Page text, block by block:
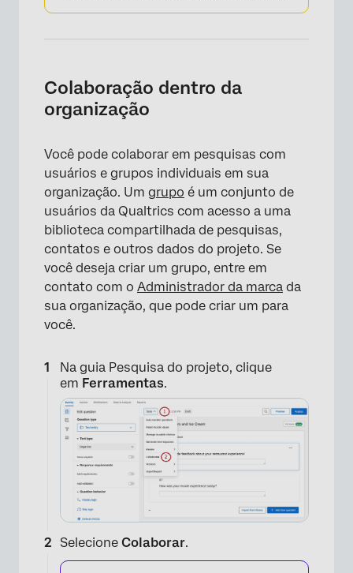
Colaboração dentro da
organização
Você pode colaborar em pesquisas com
usuários e grupos individuais em sua
organização. Um grupo é um conjunto de
usuários da Qualtrics com acesso a uma
biblioteca compartilhada de pesquisas,
contatos e outros dados do projeto. Se
você deseja criar um grupo, entre em
contato com o Administrador da marca da
sua organização, que pode criar um para
você.
Na guia Pesquisa do projeto, clique
em Ferramentas.
Selecione Colaborar.